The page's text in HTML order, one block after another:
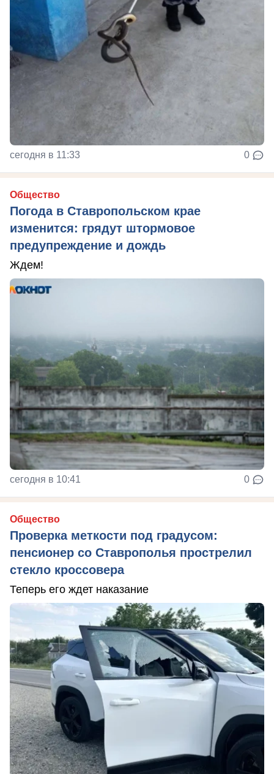
сегодня в 11:33 0
Общество
Погода в Ставропольском крае
изменится: грядут штормовое
предупреждение и дождь
Ждем!
сегодня в 10:41 0
Общество
Проверка меткости под градусом:
пенсионер со Ставрополья прострелил
стекло кроссовера
Теперь его ждет наказание